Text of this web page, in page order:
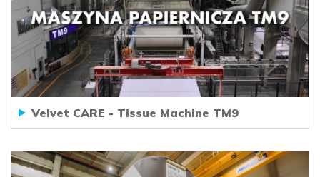
Velvet CARE - Tissue Machine TM9